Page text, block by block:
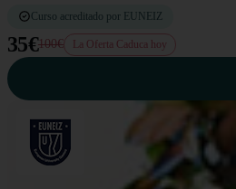
Curso acreditado por EUNEIZ
35€100€ La Oferta Caduca hoy